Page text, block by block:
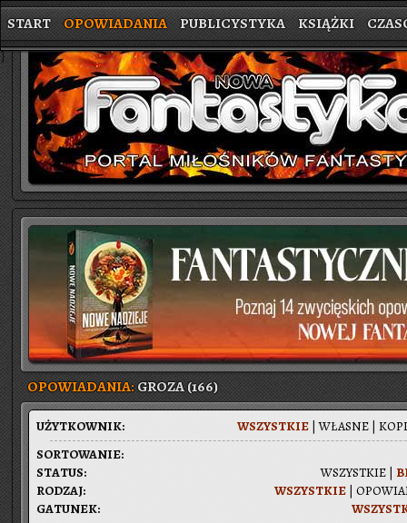
START OPOWIADANIA PUBLICYSTYKA KSIĄŻKI
}
OPOWIADANIA:GROZA (166)
WSZYST­KIE |WŁA­SNE |
UŻYT­KOW­NIK:
WSZYST­KIE |
WSZYST­KIE |
SOR­TO­WA­NIE:
STA­TUS:
RO­DZAJ:
GA­TU­NEK: